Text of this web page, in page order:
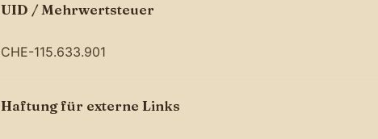
UID / Mehrwertsteuer
CHE-115.633.901
Haftung für externe Links